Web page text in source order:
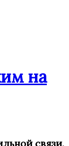
на
связи,